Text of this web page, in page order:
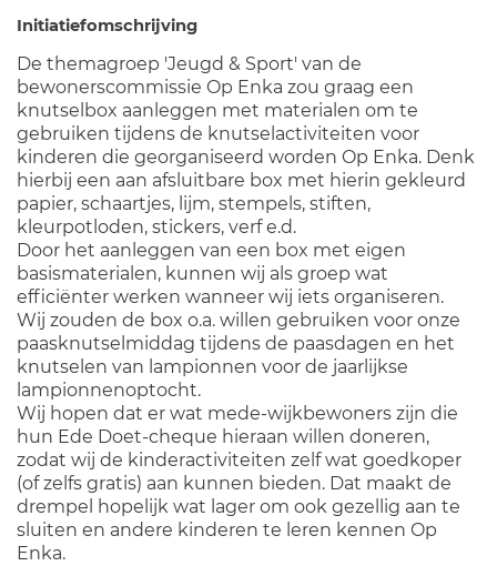
Initiatiefomschrijving
De themagroep 'Jeugd & Sport' van de
bewonerscommissie Op Enka zou graag een
knutselbox aanleggen met materialen om te
gebruiken tijdens de knutselactiviteiten voor
kinderen die georganiseerd worden Op Enka. Denk
hierbij een aan afsluitbare box met hierin gekleurd
papier, schaartjes, lijm, stempels, stiften,
kleurpotloden, stickers, verf e.d.
Door het aanleggen van een box met eigen
basismaterialen, kunnen wij als groep wat
efficiënter werken wanneer wij iets organiseren.
Wij zouden de box o.a. willen gebruiken voor onze
paasknutselmiddag tijdens de paasdagen en het
knutselen van lampionnen voor de jaarlijkse
lampionnenoptocht.
Wij hopen dat er wat mede-wijkbewoners zijn die
hun Ede Doet-cheque hieraan willen doneren,
zodat wij de kinderactiviteiten zelf wat goedkoper
(of zelfs gratis) aan kunnen bieden. Dat maakt de
drempel hopelijk wat lager om ook gezellig aan te
sluiten en andere kinderen te leren kennen Op
Enka.